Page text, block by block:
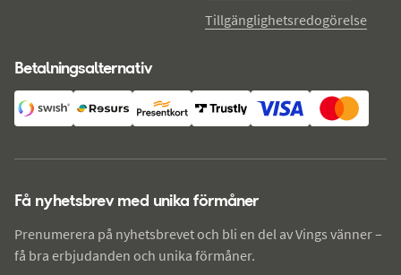
Tillgänglighetsredogörelse
Betalningsalternativ
Få nyhetsbrev med unika förmåner
Prenumerera på nyhetsbrevet och bli en del av Vings vänner –
få bra erbjudanden och unika förmåner.